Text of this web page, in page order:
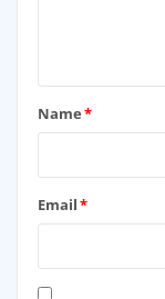
Name*
Email*